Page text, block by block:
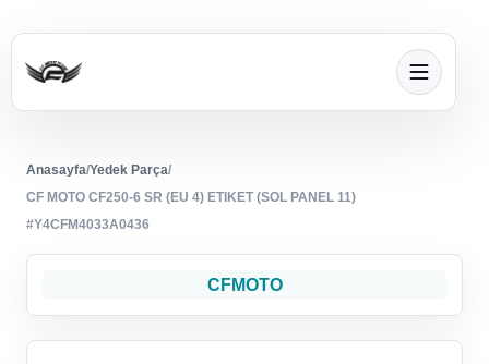
Anasayfa/Yedek Parça/
CF MOTO CF250-6 SR (EU 4) ETIKET (SOL PANEL 11)
#Y4CFM4033A0436
CFMOTO